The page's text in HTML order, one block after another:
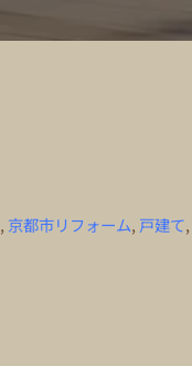
, 京都市リフォーム, 戸建て,